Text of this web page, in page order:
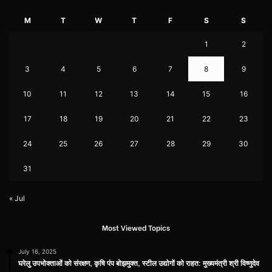
M T W T F S S
1 2
3 4 5 6 7 8 9
10 11 12 13 14 15 16
17 18 19 20 21 22 23
24 25 26 27 28 29 30
31
« Jul
Most Viewed Topics
July 16, 2025
घरेलु उपभोक्ताओं को संरक्षण, कृषि पंप बोझमुक्त, स्टील उद्योगों को राहत: मुख्यमंत्री श्री विष्णुदेव